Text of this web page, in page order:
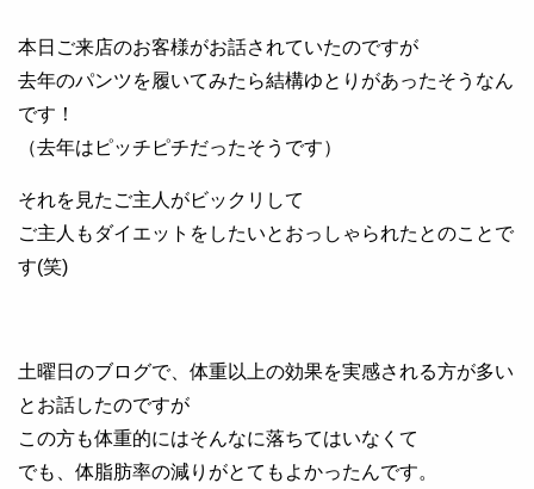
本日ご来店のお客様がお話されていたのですが
去年のパンツを履いてみたら結構ゆとりがあったそうなん
です！
（去年はピッチピチだったそうです）
それを見たご主人がビックリして
ご主人もダイエットをしたいとおっしゃられたとのことで
す(笑)
土曜日のブログで、体重以上の効果を実感される方が多い
とお話したのですが
この方も体重的にはそんなに落ちてはいなくて
でも、体脂肪率の減りがとてもよかったんです。